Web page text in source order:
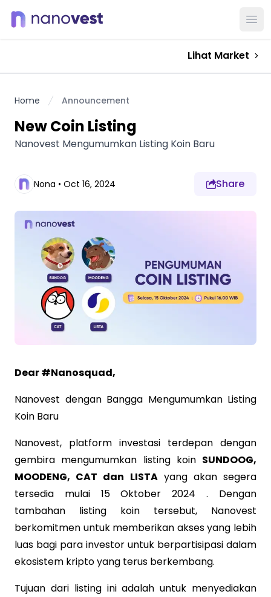
Lihat Market
Home Announcement
New Coin Listing
Nanovest Mengumumkan Listing Koin Baru
Nona • Oct 16, 2024 Share
Dear #Nanosquad,
Nanovest dengan Bangga Mengumumkan Listing
Koin Baru
Nanovest, platform investasi terdepan dengan
gembira mengumumkan listing koin SUNDOOG,
MOODENG, CAT dan LISTAyang akan segera
tersedia mulai 15 Oktober 2024 . Dengan
tambahan listing koin tersebut, Nanovest
berkomitmen untuk memberikan akses yang lebih
luas bagi para investor untuk berpartisipasi dalam
ekosistem kripto yang terus berkembang.
Tujuan dari listing ini adalah untuk menyediakan